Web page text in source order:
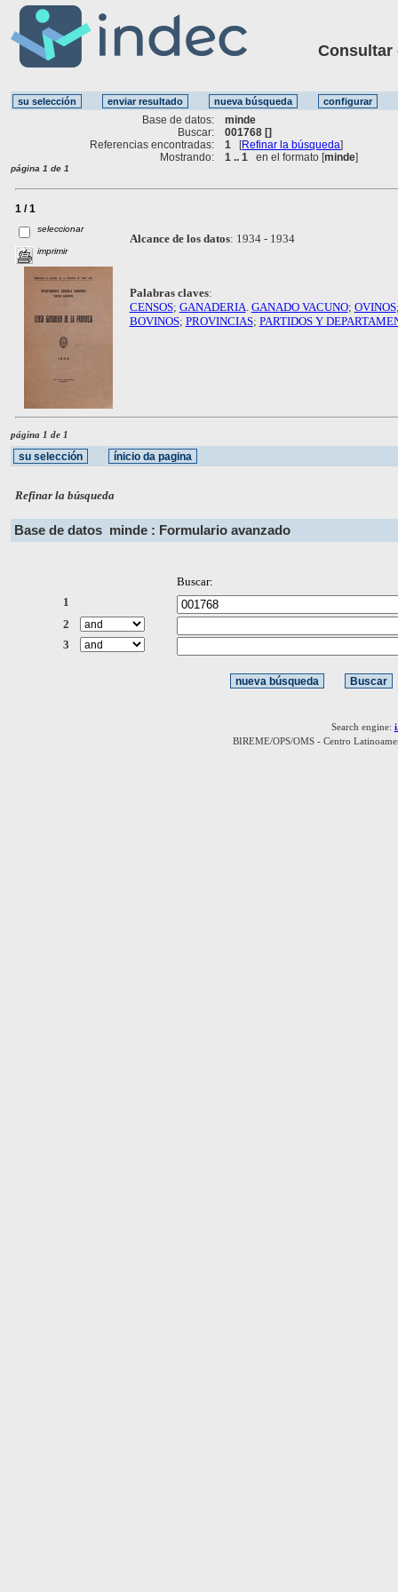
Consultar
Base de datos:
minde
Buscar:
001768 []
Referencias encontradas:
1 [Refinar la búsqueda]
Mostrando:
1 .. 1 en el formato [minde]
página 1 de 1
1 / 1
seleccionar
imprimir
Alcance de los datos: 1934 - 1934
Palabras claves:
CENSOS; GANADERIA GANADO VACUNO; OVINOS
BOVINOS; PROVINCIAS; PARTIDOS Y
página 1 de 1
Refinar la búsqueda
Base de datos minde : Formulario avanzado
Buscar:
1
2
3
Search engine:
BIREME/OPS/OMS - Centro